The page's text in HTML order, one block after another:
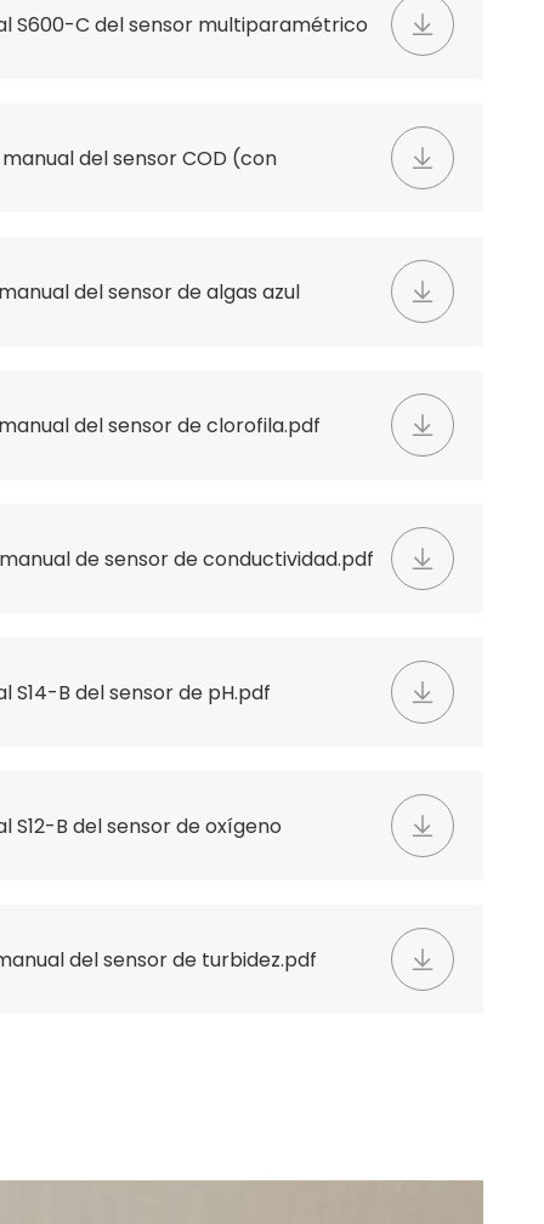
S600-C del sensor multiparamétrico
del sensor COD (con
del sensor de algas azul
del sensor de clorofila.pdf
de sensor de conductividad.pdf
S14-B del sensor de pH.pdf
S12-B del sensor de oxígeno
del sensor de turbidez.pdf